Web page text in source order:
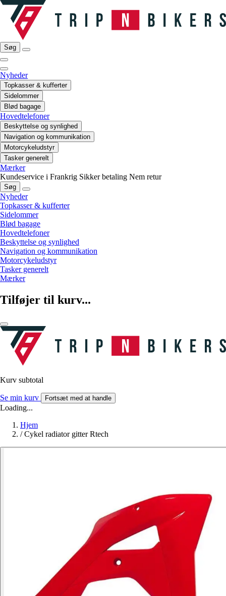
Søg
Nyheder
Topkasser & kufferter
Sidelommer
Blød bagage
Hovedtelefoner
Beskyttelse og synlighed
Navigation og kommunikation
Motorcykeludstyr
Tasker generelt
Mærker
Kundeservice i Frankrig Sikker betaling Nem retur
Søg
Nyheder
Topkasser & kufferter
Sidelommer
Blød bagage
Hovedtelefoner
Beskyttelse og synlighed
Navigation og kommunikation
Motorcykeludstyr
Tasker generelt
Mærker
Tilføjer til kurv...
Kurv subtotal
Se min kurv Fortsæt med at handle
Loading...
Hjem
/ Cykel radiator gitter Rtech